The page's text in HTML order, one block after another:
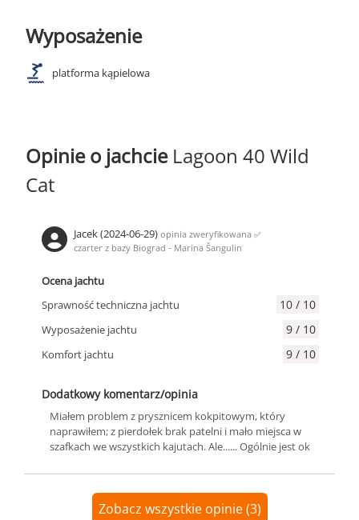
Wyposażenie
platforma kąpielowa
Opinie o jachcie Lagoon 40 Wild
Cat
Jacek (2024-06-29) opinia zweryfikowana ✅
czarter z bazy Biograd - Marina Šangulin
Ocena jachtu
Sprawność techniczna jachtu
10 / 10
Wyposażenie jachtu 9 / 10
Komfort jachtu 9 / 10
Dodatkowy komentarz/opinia
Miałem problem z prysznicem kokpitowym, który
naprawiłem; z pierdołek brak patelni i mało miejsca w
szafkach we wszystkich kajutach. Ale...... Ogólnie jest ok
Zobacz wszystkie opinie (3)